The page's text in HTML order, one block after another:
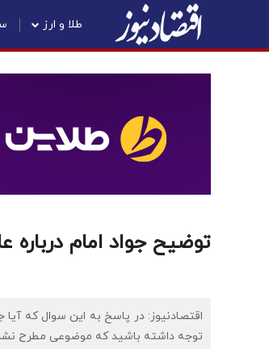
طلا و ارز
توضیح جواد امام
اقتصادنیوز: در پاسخ به این سوال که
توجه داشته باشید که موضوعی مطرح